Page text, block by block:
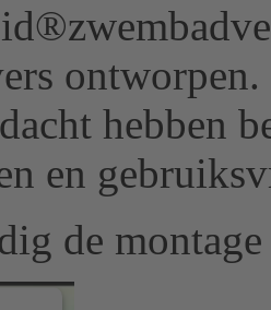
ontworpen.
hebben
en
de